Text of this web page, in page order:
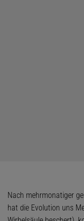
Nach mehrmonatiger
hat die Evolution uns